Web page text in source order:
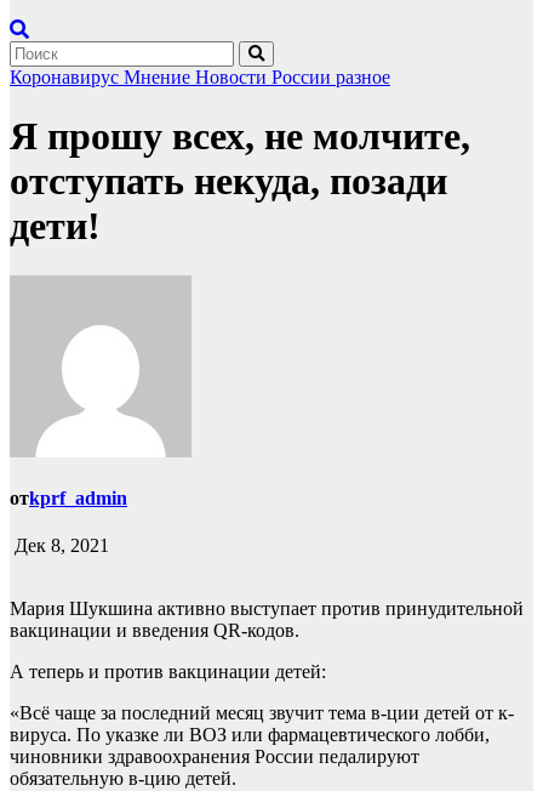
Коронавирус Мнение Новости России разное
Я прошу всех, не молчите,
отступать некуда, позади
дети!
отkprf_admin
Дек 8, 2021
Мария Шукшина активно выступает против принудительной
вакцинации и введения QR-кодов.
А теперь и против вакцинации детей:
«Всё чаще за последний месяц звучит тема в-ции детей от к-
вируса. По указке ли ВОЗ или фармацевтического лобби,
чиновники здравоохранения России педалируют
обязательную в-цию детей.